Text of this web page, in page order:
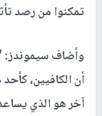
تمكنوا من رصد
وأضاف سيموندز:
أن الكافيين،
آخر هو الذي